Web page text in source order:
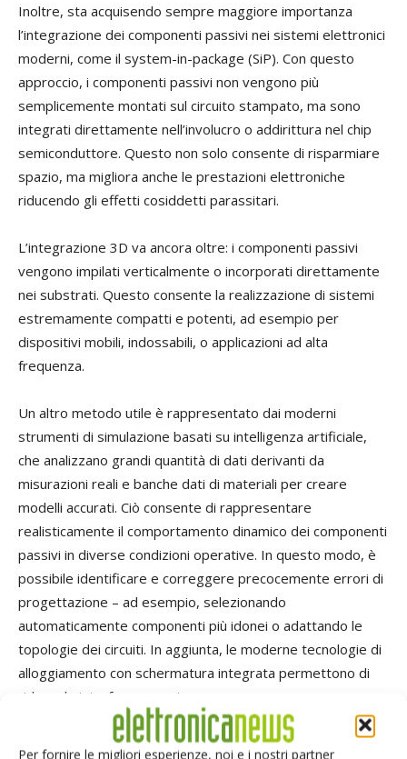
Per fornire le migliori esperienze, noi e i nostri partner
Inoltre, sta acquisendo sempre maggiore importanza
l’integrazione dei componenti passivi nei sistemi elettronici
moderni, come il system-in-package (SiP). Con questo
approccio, i componenti passivi non vengono più
semplicemente montati sul circuito stampato, ma sono
integrati direttamente nell’involucro o addirittura nel chip
semiconduttore. Questo non solo consente di risparmiare
spazio, ma migliora anche le prestazioni elettroniche
riducendo gli effetti cosiddetti parassitari.
L’integrazione 3D va ancora oltre: i componenti passivi
vengono impilati verticalmente o incorporati direttamente
nei substrati. Questo consente la realizzazione di sistemi
estremamente compatti e potenti, ad esempio per
dispositivi mobili, indossabili, o applicazioni ad alta
frequenza.
Un altro metodo utile è rappresentato dai moderni
strumenti di simulazione basati su intelligenza artificiale,
che analizzano grandi quantità di dati derivanti da
misurazioni reali e banche dati di materiali per creare
modelli accurati. Ciò consente di rappresentare
realisticamente il comportamento dinamico dei componenti
passivi in diverse condizioni operative. In questo modo, è
possibile identificare e correggere precocemente errori di
progettazione – ad esempio, selezionando
automaticamente componenti più idonei o adattando le
topologie dei circuiti. In aggiunta, le moderne tecnologie di
alloggiamento con schermatura integrata permettono di
ridurre le interferenze esterne.
Queste innovazioni sono fondamentali per lo sviluppo di